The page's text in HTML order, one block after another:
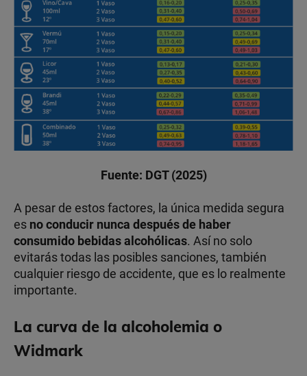
Fuente: DGT (2025)
A pesar de estos factores, la única medida segura
es no conducir nunca después de haber
consumido bebidas alcohólicas. Así no solo
evitarás todas las posibles sanciones, también
cualquier riesgo de accidente, que es lo realmente
importante.
La curva de la alcoholemia o
Widmark